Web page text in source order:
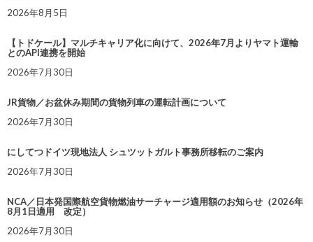
2026年8月5日
【トドケール】マルチキャリア化に向けて、2026年7月よりヤマト運輸
とのAPI連携を開始
2026年7月30日
JR貨物／お盆休み期間の貨物列車の運転計画について
2026年7月30日
にしてつドイツ現地法人 シュツットガルト事務所移転のご案内
2026年7月30日
NCA／日本発国際航空貨物燃油サーチャージ適用額のお知らせ（2026年
8月1日適用 改定）
2026年7月30日